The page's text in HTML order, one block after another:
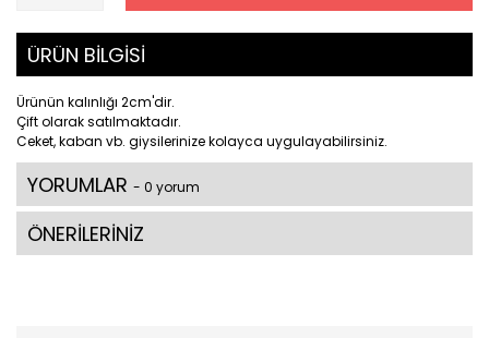
ÜRÜN BİLGİSİ
Ürünün kalınlığı 2cm'dir.
Çift olarak satılmaktadır.
Ceket, kaban vb. giysilerinize kolayca uygulayabilirsiniz.
YORUMLAR - 0 yorum
ÖNERİLERİNİZ